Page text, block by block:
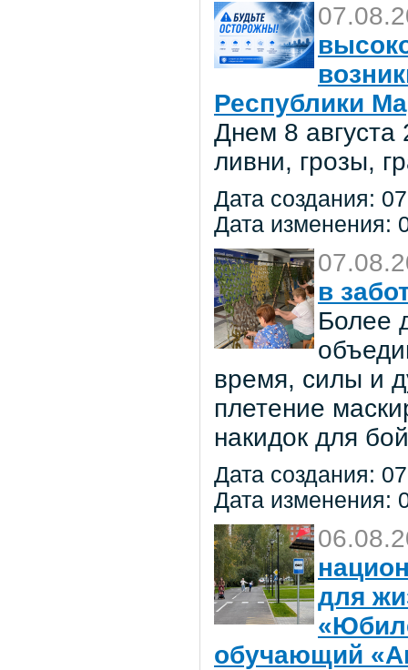
Республики
Днем 8
ливни, грозы,
Дата создания:
Дата изменения:
в
Более
время, силы и
плетение
накидок для
Дата создания:
Дата изменения:
для
обучающий